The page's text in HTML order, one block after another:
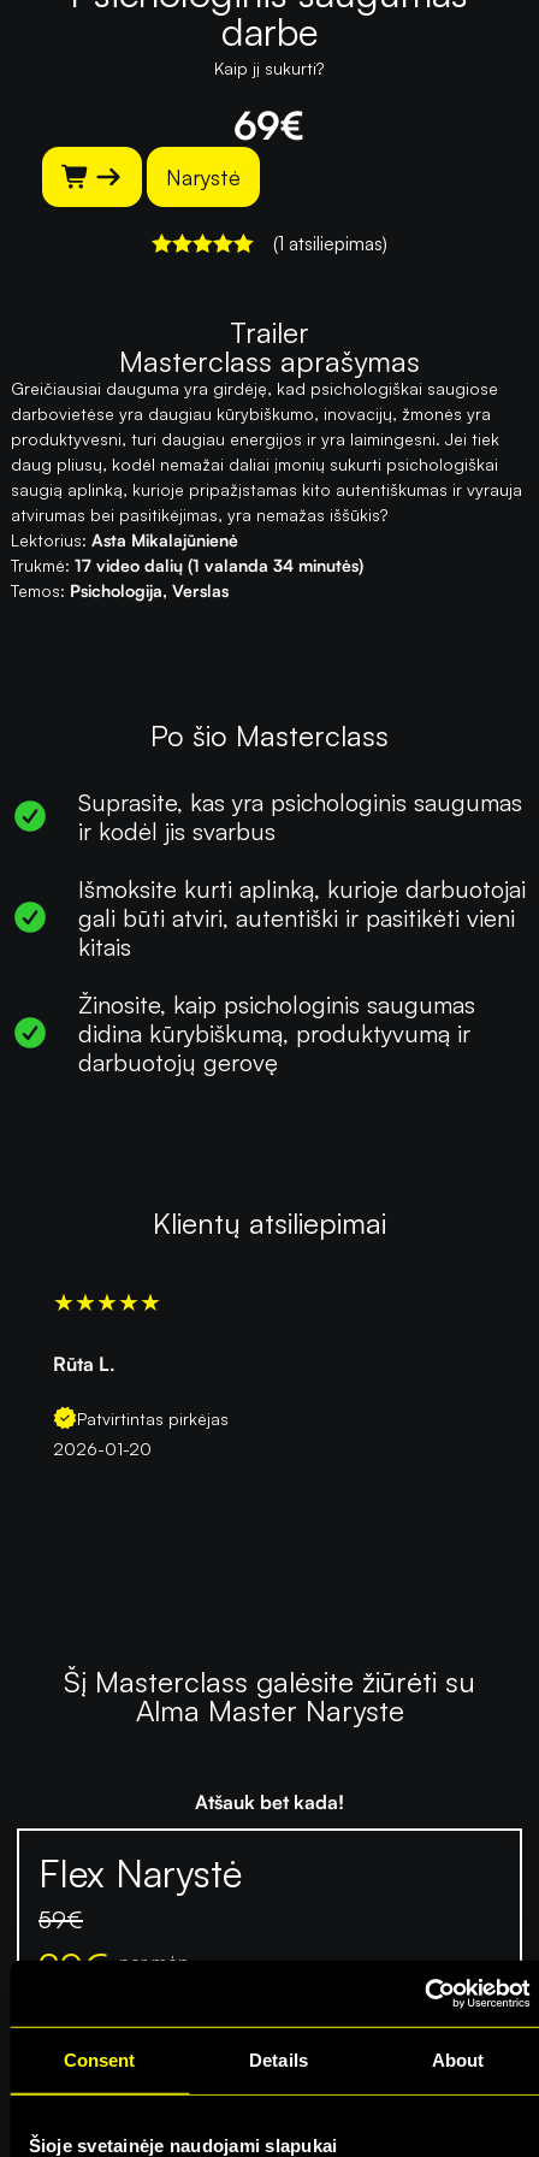
Consent Details About
Šioje svetainėje naudojami slapukai
darbe
Kaip jį sukurti?
69€
Narystė
(1 atsiliepimas)
Masterclass aprašymas
Greičiausiai dauguma yra girdėję, kad psichologiškai saugiose
darbovietėse yra daugiau kūrybiškumo, inovacijų, žmonės yra
produktyvesni, turi daugiau energijos ir yra laimingesni. Jei tiek
daug pliusų, kodėl nemažai daliai įmonių sukurti psichologiškai
saugią aplinką, kurioje pripažįstamas kito autentiškumas ir vyrauja
atvirumas bei pasitikėjimas, yra nemažas iššūkis?
Lektorius: Asta Mikalajūnienė
Trukmė: 17 video dalių (1 valanda 34 minutės)
Temos: Psichologija, Verslas
Trailer
Po šio Masterclass
Suprasite, kas yra psichologinis saugumas
ir kodėl jis svarbus
Išmoksite kurti aplinką, kurioje darbuotojai
gali būti atviri, autentiški ir pasitikėti vieni
kitais
Žinosite, kaip psichologinis saugumas
didina kūrybiškumą, produktyvumą ir
darbuotojų gerovę
Klientų atsiliepimai
★★★★★
Rūta L.
Patvirtintas pirkėjas
2026-01-20
Šį Masterclass galėsite žiūrėti su
Alma Master Naryste
Atšauk bet kada!
Flex Narystė
59€
29€ per mėn.
57 Masterclass
Galimybė žiūrėti visuose įrenginiuose
1 mėn. minimalus naudojimosi terminas